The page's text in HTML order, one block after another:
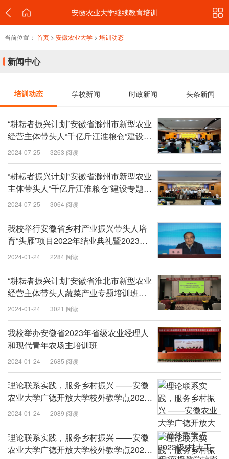
安徽农业大学继续教育培训
当前位置： 首页> 安徽农业大学> 培训动态
新闻中心
培训动态 学校新闻 时政新闻 头条新闻
“耕耘者振兴计划”安徽省滁州市新型农业
经营主体带头人“千亿斤江淮粮仓”建设专
题培训班顺利开班
2024-07-25 3263 阅读
“耕耘者振兴计划”安徽省滁州市新型农业
主体带头人“千亿斤江淮粮仓”建设专题培
训班成功举办
2024-07-25 3064 阅读
我校举行安徽省乡村产业振兴带头人培
育“头雁”项目2022年结业典礼暨2023年
开班仪式
2024-01-24 2284 阅读
“耕耘者振兴计划”安徽省淮北市新型农业
经营主体带头人蔬菜产业专题培训班开
班
2024-01-24 3021 阅读
我校举办安徽省2023年省级农业经理人
和现代青年农场主培训班
2024-01-24 2685 阅读
理论联系实践，服务乡村振兴 ——安徽
农业大学广德开放大学校外教学点2023
级“村大工程”面授教学掠影
2024-01-24 2089 阅读
理论联系实践，服务乡村振兴 ——安徽
农业大学广德开放大学校外教学点2023